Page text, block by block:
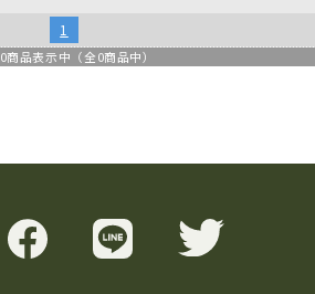
1
0商品表示中（全0商品中）